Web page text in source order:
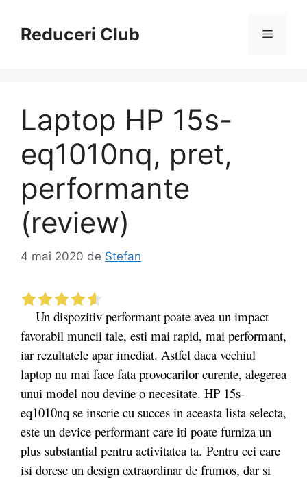
conținutReduceri Club Meniu
Laptop HP 15s-
eq1010nq, pret,
performante
(review)
4 mai 2020 de Stefan
Un dispozitiv performant poate avea un impact
favorabil muncii tale, esti mai rapid, mai performant,
iar rezultatele apar imediat. Astfel daca vechiul
laptop nu mai face fata provocarilor curente, alegerea
unui model nou devine o necesitate. HP 15s-
eq1010nq se inscrie cu succes in aceasta lista selecta,
este un device performant care iti poate furniza un
plus substantial pentru activitatea ta. Pentru cei care
isi doresc un design extraordinar de frumos, dar si